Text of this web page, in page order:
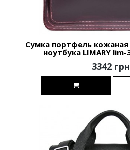
Сумка портфель
ноутбука LIMARY
3342